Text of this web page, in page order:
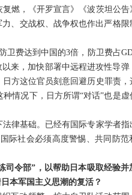
燃，《开罗宣言》《波茨坦公告
、交战权、战争权也作出严格限
卫费达到中国的3倍，防卫费占
来，加快部署中远程进攻性导弹
方这位官员刻意回避历史罪责，
情况下，日方所谓“对话”也是虚
律基础。已经有国际专家学者指
际社会必须高度警惕、共同防范
司令部”，以帮助日本吸取经验并
本军国主义思潮的复活？